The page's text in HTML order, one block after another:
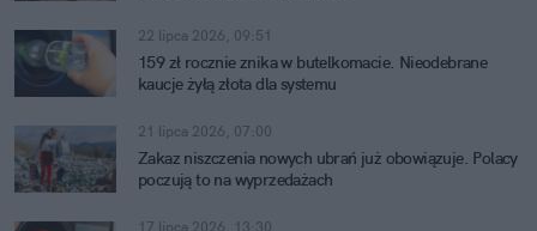
22 lipca 2026, 09:51
159 zł rocznie znika w butelkomacie. Nieodebrane
kaucje żyłą złota dla systemu
21 lipca 2026, 07:00
Zakaz niszczenia nowych ubrań już obowiązuje. Polacy
poczują to na wyprzedażach
17 lipca 2026, 13:30